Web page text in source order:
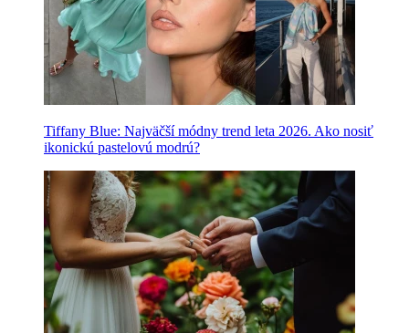
Tiffany Blue: Najväčší módny trend leta 2026. Ako nosiť
ikonickú pastelovú modrú?